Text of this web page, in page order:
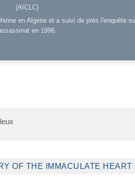
(AICLC)
en Algérie et a suivi de près l'enquête
en 1996.
OF THE IMMACULATE